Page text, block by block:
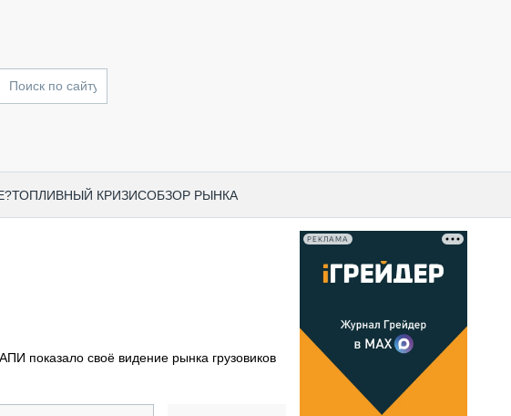
ТОПЛИВНЫЙ КРИЗИСОБЗОР РЫНКА
ПОДЪЁМНАЯ ТЕХНИКА
показало своё видение рынка грузовиков
РЕКЛАМА